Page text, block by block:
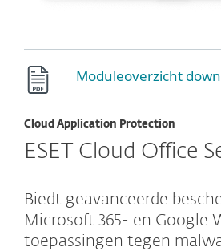
Moduleoverzicht
Cloud Application Protection
ESET Cloud Office
Biedt geavanceerde
Microsoft 365- en Google
toepassingen tegen